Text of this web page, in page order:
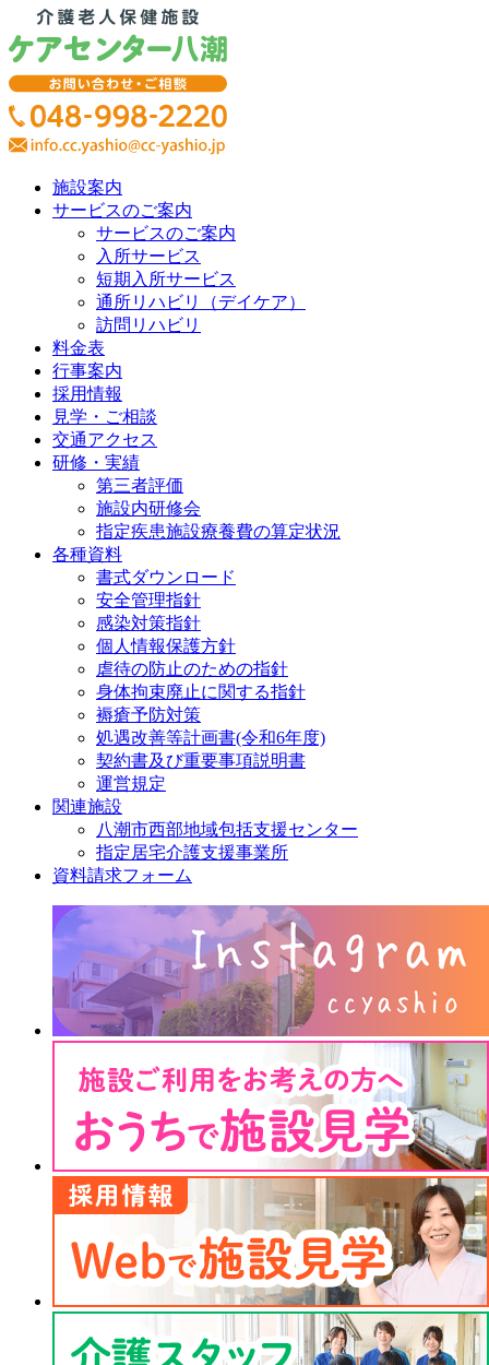
施設案内
サービスのご案内
サービスのご案内
入所サービス
短期入所サービス
通所リハビリ（デイケア）
訪問リハビリ
料金表
行事案内
採用情報
見学・ご相談
交通アクセス
研修・実績
第三者評価
施設内研修会
指定疾患施設療養費の算定状況
各種資料
書式ダウンロード
安全管理指針
感染対策指針
個人情報保護方針
虐待の防止のための指針
身体拘束廃止に関する指針
褥瘡予防対策
処遇改善等計画書(令和6年度)
契約書及び重要事項説明書
運営規定
関連施設
八潮市西部地域包括支援センター
指定居宅介護支援事業所
資料請求フォーム